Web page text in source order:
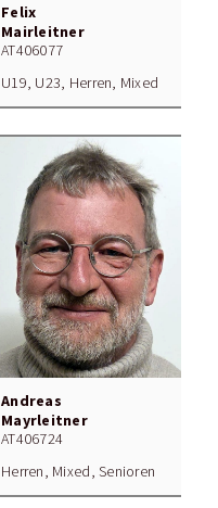
Felix
Mairleitner
AT406077
U19, U23, Herren, Mixed
Andreas
Mayrleitner
AT406724
Herren, Mixed, Senioren